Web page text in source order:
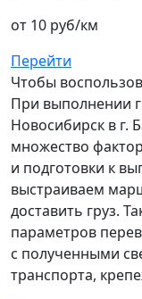
от 10 руб/км
Перейти
Чтобы
При выполнении
Новосибирск в г.
множество
и подготовки к
выстраиваем
доставить груз.
параметров
с полученными
транспорта,